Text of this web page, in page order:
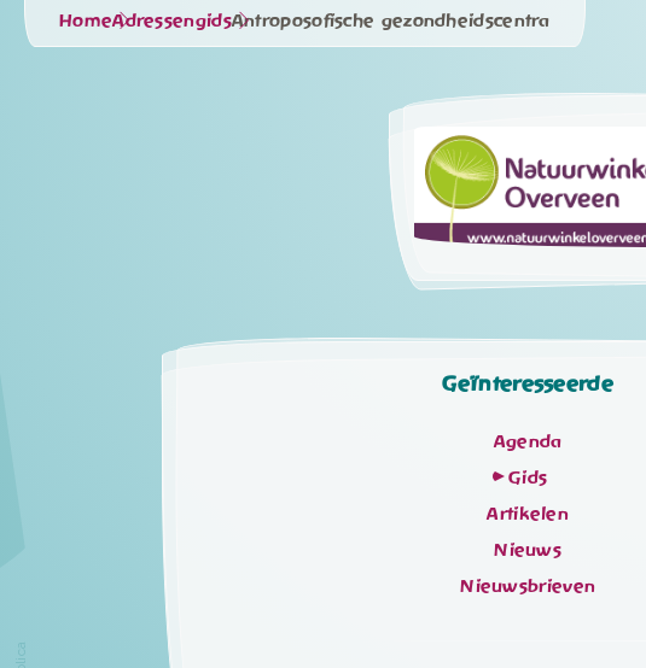
HomeAdressengidsAntroposofische gezondheidscentra
Geïnteresseerde
Agenda
Gids
Artikelen
Nieuws
Nieuwsbrieven